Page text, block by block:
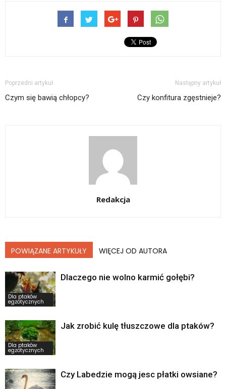
Poprzedni artykuł
Czym się bawią chłopcy?
Następny artykuł
Czy konfitura zgęstnieje?
Redakcja
POWIĄZANE ARTYKUŁY WIĘCEJ OD AUTORA
Dla ptaków
egzotycznych
Dlaczego nie wolno karmić gołębi?
Dla ptaków
egzotycznych
Jak zrobić kulę tłuszczowe dla ptaków?
Czy Labedzie mogą jesc płatki owsiane?